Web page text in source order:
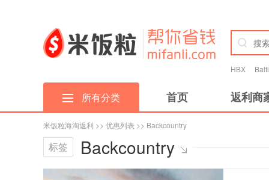
HBX
所有分类 首页 返利商
米饭粒海淘返利 >> 优惠列表 >> Backcountry
标签 Backcountry